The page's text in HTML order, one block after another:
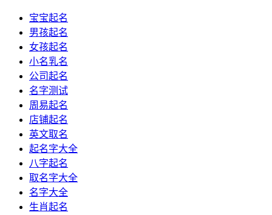
宝宝起名
男孩起名
女孩起名
小名乳名
公司起名
名字测试
周易起名
店铺起名
英文取名
起名字大全
八字起名
取名字大全
名字大全
生肖起名